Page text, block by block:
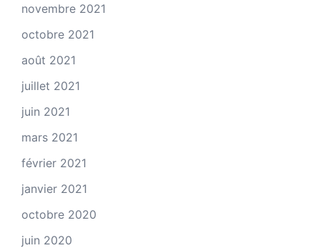
novembre 2021
octobre 2021
août 2021
juillet 2021
juin 2021
mars 2021
février 2021
janvier 2021
octobre 2020
juin 2020